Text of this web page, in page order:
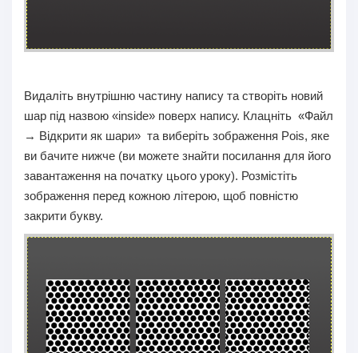
Видаліть внутрішню частину напису та створіть новий
шар під назвою «inside» поверх напису. Клацніть «Файл
→ Відкрити як шари» та виберіть зображення Pois, яке
ви бачите нижче (ви можете знайти посилання для його
завантаження на початку цього уроку). Розмістіть
зображення перед кожною літерою, щоб повністю
закрити букву.